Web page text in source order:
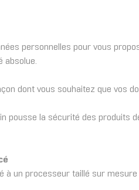
personnelles pour vous
absolue.
dont vous souhaitez que vos
pousse la sécurité des
à un processeur taillé sur